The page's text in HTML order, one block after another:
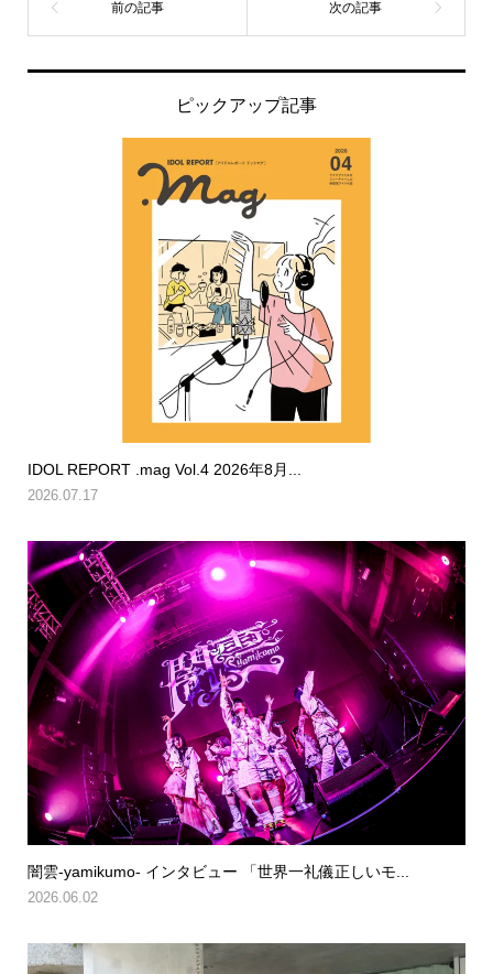
ピックアップ記事
IDOL REPORT .mag Vol.4 2026年8月...
2026.07.17
闇雲-yamikumo- インタビュー 「世界一礼儀正しいモ...
2026.06.02